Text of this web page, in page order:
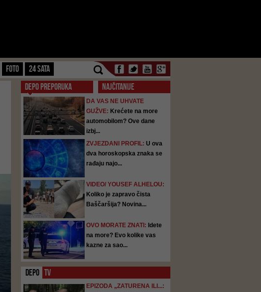
FOTO 24 SATA
DEPO PREPORUKA NAJČITANIJE
DA VAS NE UHVATE
GUŽVE: Krećete na more
automobilom? Ove dane
izbj...
ZVJEZDANI PROFIL: U ova
dva horoskopska znaka se
rađaju najo...
VIDEO/ YOUSEF ALHELOU:
Koliko je zapravo čista
Baščaršija? Novina...
OVO MORATE ZNATI: Idete
na more? Evo kolike vas
kazne za sao...
DEPO TV
EPIZODA „ZATURENA ILI...: